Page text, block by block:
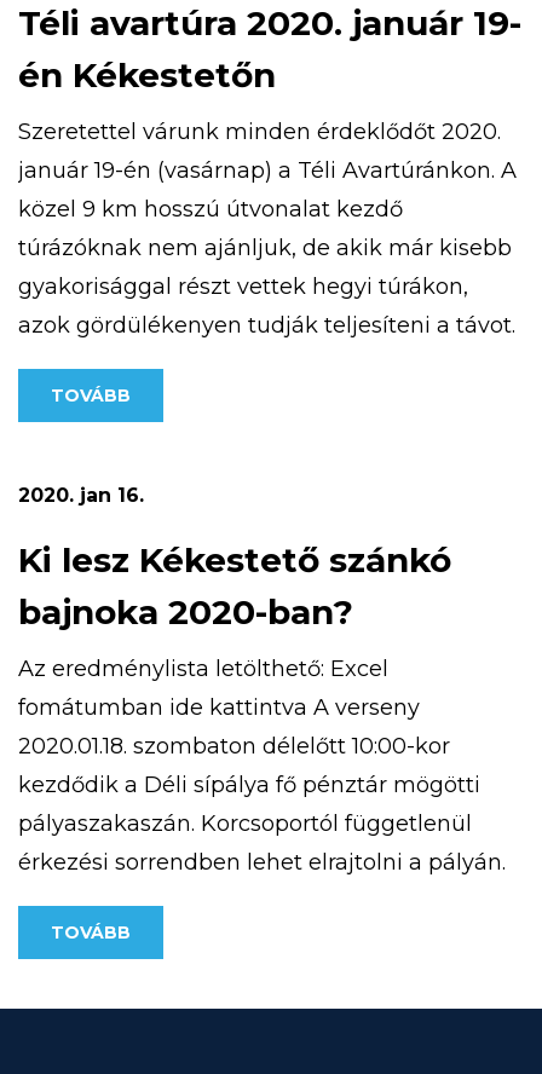
Téli avartúra 2020. január 19-
én Kékestetőn
Szeretettel várunk minden érdeklődőt 2020.
január 19-én (vasárnap) a Téli Avartúránkon. A
közel 9 km hosszú útvonalat kezdő
túrázóknak nem ajánljuk, de akik már kisebb
gyakorisággal részt vettek hegyi túrákon,
azok gördülékenyen tudják teljesíteni a távot.
Túránk 10 órakor indul a Kékestetőn található
Tető Étteremtől, a részvételi díj: 500 Ft/fő A
TOVÁBB
2020. jan 16.
Ki lesz Kékestető szánkó
bajnoka 2020-ban?
Az eredménylista letölthető: Excel
fomátumban ide kattintva A verseny
2020.01.18. szombaton délelőtt 10:00-kor
kezdődik a Déli sípálya fő pénztár mögötti
pályaszakaszán. Korcsoportól függetlenül
érkezési sorrendben lehet elrajtolni a pályán.
A rendezvény 12:00 óráig tart.
Eredményhirdetés 13:00 órakor a HE-DO
1 személy tartózkodhat. A versenyre
TOVÁBB